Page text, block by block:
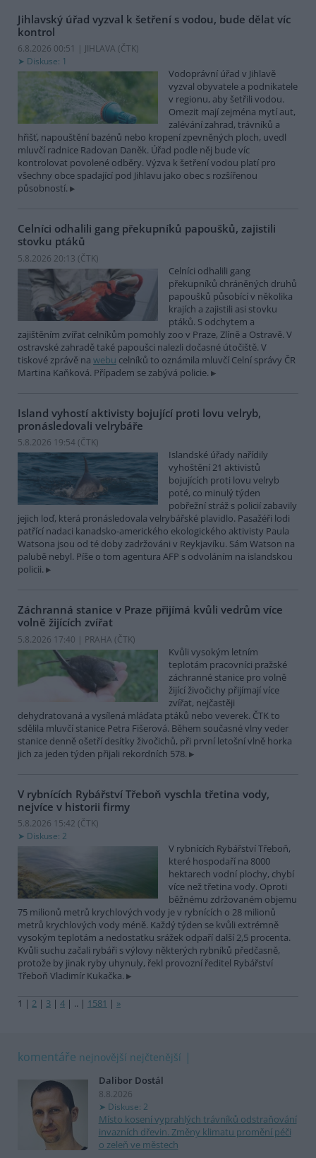
Jihlavský úřad vyzval k šetření s vodou, bude dělat víc
kontrol
6.8.2026 00:51 | JIHLAVA (ČTK)
Diskuse: 1
Vodoprávní úřad v Jihlavě
vyzval obyvatele a podnikatele
v regionu, aby šetřili vodou.
Omezit mají zejména mytí aut,
zalévání zahrad, trávníků a
hřišť, napouštění bazénů nebo kropení zpevněných ploch, uvedl
mluvčí radnice Radovan Daněk. Úřad podle něj bude víc
kontrolovat povolené odběry. Výzva k šetření vodou platí pro
všechny obce spadající pod Jihlavu jako obec s rozšířenou
působností.
Celníci odhalili gang překupníků papoušků, zajistili
stovku ptáků
5.8.2026 20:13 (ČTK)
Celníci odhalili gang
překupníků chráněných druhů
papoušků působící v několika
krajích a zajistili asi stovku
ptáků. S odchytem a
zajištěním zvířat celníkům pomohly zoo v Praze, Zlíně a Ostravě. V
ostravské zahradě také papoušci nalezli dočasné útočiště. V
tiskové zprávě na webu celníků to oznámila mluvčí Celní správy ČR
Martina Kaňková. Případem se zabývá policie.
Island vyhostí aktivisty bojující proti lovu velryb,
pronásledovali velrybáře
5.8.2026 19:54 (ČTK)
Islandské úřady nařídily
vyhoštění 21 aktivistů
bojujících proti lovu velryb
poté, co minulý týden
pobřežní stráž s policií zabavily
jejich loď, která pronásledovala velrybářské plavidlo. Pasažéři lodi
patřící nadaci kanadsko-amerického ekologického aktivisty Paula
Watsona jsou od té doby zadržováni v Reykjavíku. Sám Watson na
palubě nebyl. Píše o tom agentura AFP s odvoláním na islandskou
policii.
Záchranná stanice v Praze přijímá kvůli vedrům více
volně žijících zvířat
5.8.2026 17:40 | PRAHA (ČTK)
Kvůli vysokým letním
teplotám pracovníci pražské
záchranné stanice pro volně
žijící živočichy přijímají více
zvířat, nejčastěji
dehydratovaná a vysílená mláďata ptáků nebo veverek. ČTK to
sdělila mluvčí stanice Petra Fišerová. Během současné vlny veder
stanice denně ošetří desítky živočichů, při první letošní vlně horka
jich za jeden týden přijali rekordních 578.
V rybnících Rybářství Třeboň vyschla třetina vody,
nejvíce v historii firmy
5.8.2026 15:42 (ČTK)
Diskuse: 2
V rybnících Rybářství Třeboň,
které hospodaří na 8000
hektarech vodní plochy, chybí
více než třetina vody. Oproti
běžnému zdržovaném objemu
75 milionů metrů krychlových vody je v rybnících o 28 milionů
metrů krychlových vody méně. Každý týden se kvůli extrémně
vysokým teplotám a nedostatku srážek odpaří další 2,5 procenta.
Kvůli suchu začali rybáři s výlovy některých rybníků předčasně,
protože by jinak ryby uhynuly, řekl provozní ředitel Rybářství
Třeboň Vladimír Kukačka.
1 | 2 | 3 | 4 | .. | 1581 | »
komentáře nejnovější nejčtenější
Dalibor Dostál
8.8.2026
Diskuse: 2
Místo kosení vyprahlých trávníků odstraňování
invazních dřevin. Změny klimatu promění péči
o zeleň ve městech